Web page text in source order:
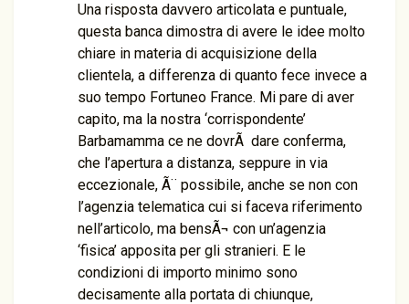
Una risposta davvero articolata e puntuale,
questa banca dimostra di avere le idee molto
chiare in materia di acquisizione della
clientela, a differenza di quanto fece invece a
suo tempo Fortuneo France. Mi pare di aver
capito, ma la nostra ‘corrispondente’
Barbamamma ce ne dovrÃ dare conferma,
che l’apertura a distanza, seppure in via
eccezionale, Ã¨ possibile, anche se non con
l’agenzia telematica cui si faceva riferimento
nell’articolo, ma bensÃ¬ con un’agenzia
‘fisica’ apposita per gli stranieri. E le
condizioni di importo minimo sono
decisamente alla portata di chiunque,